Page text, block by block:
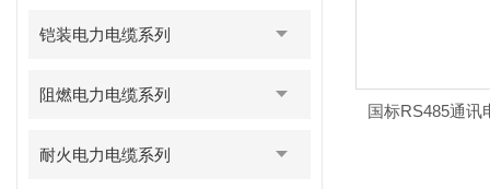
铠装电力电缆系列
阻燃电力电缆系列
耐火电力电缆系列
国标RS485通讯